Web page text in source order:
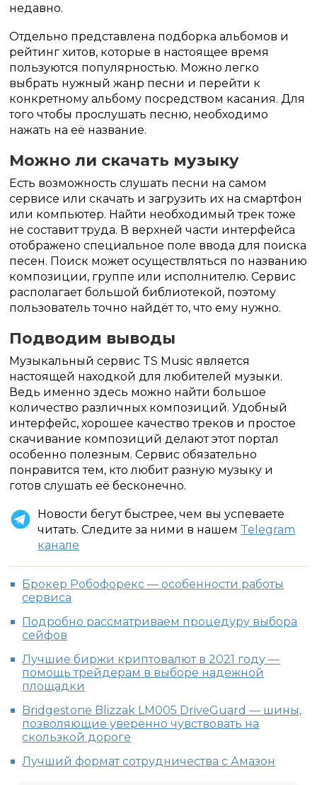
недавно.
Отдельно представлена подборка альбомов и
рейтинг хитов, которые в настоящее время
пользуются популярностью. Можно легко
выбрать нужный жанр песни и перейти к
конкретному альбому посредством касания. Для
того чтобы прослушать песню, необходимо
нажать на её название.
Можно ли скачать музыку
Есть возможность слушать песни на самом
сервисе или скачать и загрузить их на смартфон
или компьютер. Найти необходимый трек тоже
не составит труда. В верхней части интерфейса
отображено специальное поле ввода для поиска
песен. Поиск может осуществляться по названию
композиции, группе или исполнителю. Сервис
располагает большой библиотекой, поэтому
пользователь точно найдёт то, что ему нужно.
Подводим выводы
Музыкальный сервис TS Music является
настоящей находкой для любителей музыки.
Ведь именно здесь можно найти большое
количество различных композиций. Удобный
интерфейс, хорошее качество треков и простое
скачивание композиций делают этот портал
особенно полезным. Сервис обязательно
понравится тем, кто любит разную музыку и
готов слушать её бесконечно.
Новости бегут быстрее, чем вы успеваете
читать. Следите за ними в нашем Telegram
канале
Брокер Робофорекс — особенности работы
сервиса
Подробно рассматриваем процедуру выбора
сейфов
Лучшие биржи криптовалют в 2021 году —
помощь трейдерам в выборе надежной
площадки
Bridgestone Blizzak LM005 DriveGuard — шины,
позволяющие уверенно чувствовать на
скользкой дороге
Лучший формат сотрудничества с Амазон